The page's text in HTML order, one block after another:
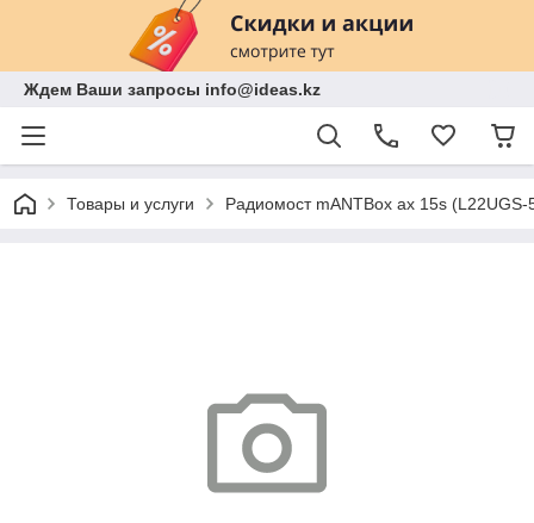
Ждем Ваши запросы info@ideas.kz
Товары и услуги Радиомост mANTBox ax 15s